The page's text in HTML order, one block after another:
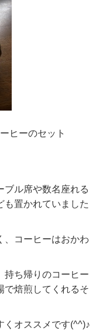
ヒーのセット
ブル席や数名座れる
も置かれていました
、コーヒーはおかわ
持ち帰りのコーヒー
で焙煎してくれるそ
くオススメです(^^)♪